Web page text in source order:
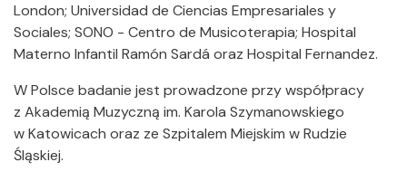
London; Universidad de Ciencias Empresariales y
Sociales; SONO - Centro de Musicoterapia; Hospital
Materno Infantil Ramón Sardá oraz Hospital Fernandez.
W Polsce badanie jest prowadzone przy współpracy
z Akademią Muzyczną im. Karola Szymanowskiego
w Katowicach oraz ze Szpitalem Miejskim w Rudzie
Śląskiej.